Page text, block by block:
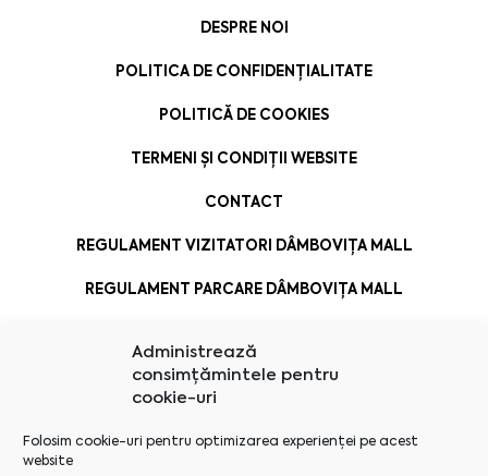
Administrează
consimțămintele pentru
cookie-uri
Folosim cookie-uri pentru optimizarea experienței pe acest
website
DESPRE NOI
POLITICA DE CONFIDENȚIALITATE
POLITICĂ DE COOKIES
TERMENI ȘI CONDIȚII WEBSITE
CONTACT
REGULAMENT VIZITATORI DÂMBOVIȚA MALL
REGULAMENT PARCARE DÂMBOVIȚA MALL